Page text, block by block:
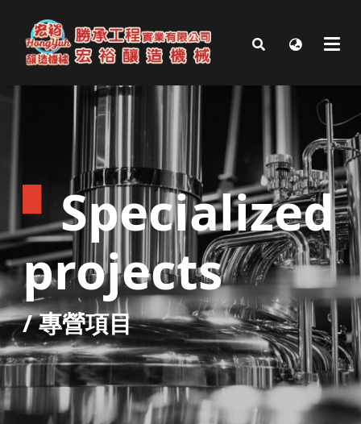
▘Specialized
projects
/專營項目